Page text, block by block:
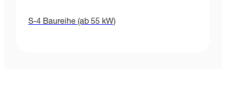
S-4 Baureihe (ab 55 kW)